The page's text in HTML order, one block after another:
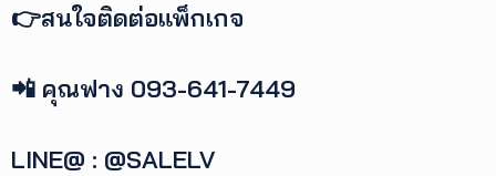
👉สนใจติดต่อแพ็กเกจ
📲 คุณฟาง 093-641-7449
LINE@ : @SALELV